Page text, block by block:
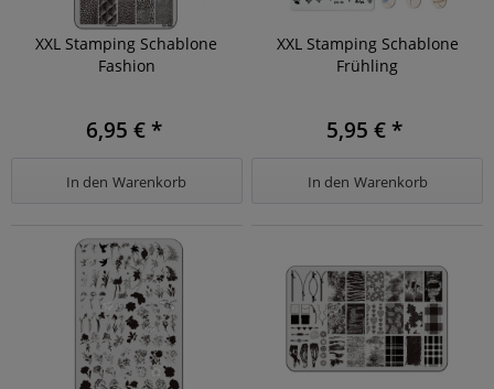
XXL Stamping Schablone
Fashion
6,95 € *
In den Warenkorb
XXL Stamping Schablone
Frühling
5,95 € *
In den Warenkorb